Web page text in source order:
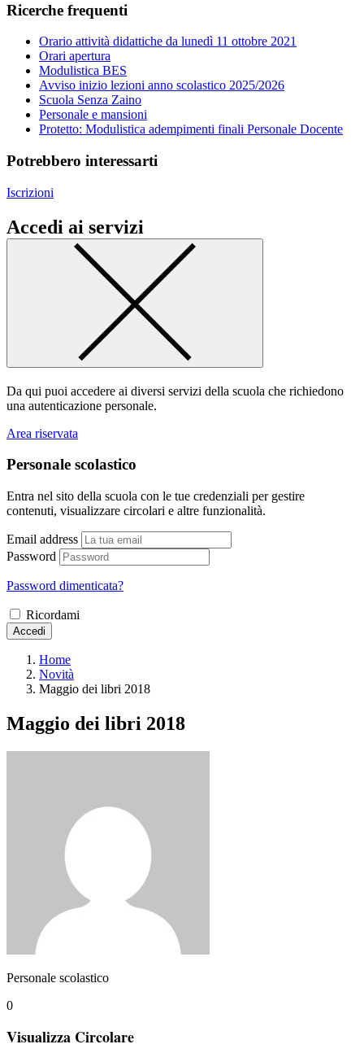
Ricerche frequenti
Orario attività didattiche da lunedì 11 ottobre 2021
Orari apertura
Modulistica BES
Avviso inizio lezioni anno scolastico 2025/2026
Scuola Senza Zaino
Personale e mansioni
Protetto: Modulistica adempimenti finali Personale Docente
Potrebbero interessarti
Iscrizioni
Accedi ai servizi
Da qui puoi accedere ai diversi servizi della scuola che richiedono
una autenticazione personale.
Area riservata
Personale scolastico
Entra nel sito della scuola con le tue credenziali per gestire
contenuti, visualizzare circolari e altre funzionalità.
Email address
Password
Password dimenticata?
Ricordami
Accedi
Home
Novità
Maggio dei libri 2018
Maggio dei libri 2018
Personale scolastico
0
Visualizza Circolare